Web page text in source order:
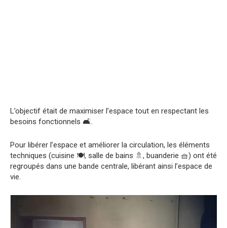
L’objectif était de maximiser l’espace tout en respectant les
besoins fonctionnels 🛋️.
Pour libérer l’espace et améliorer la circulation, les éléments
techniques (cuisine 🍽️, salle de bains 🚿, buanderie 🧺) ont été
regroupés dans une bande centrale, libérant ainsi l’espace de
vie.